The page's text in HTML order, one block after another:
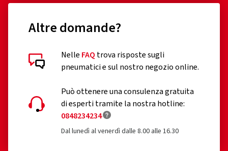
Altre domande?
Nelle FAQ trova risposte sugli
pneumatici e sul nostro negozio online.
Può ottenere una consulenza gratuita
di esperti tramite la nostra hotline:
0848234234
Dal lunedì al venerdì dalle 8.00 alle 16.30